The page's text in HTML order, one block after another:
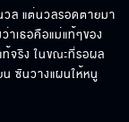
ล แต่นวลรอดตายมา
เธอคือแม่แท้ๆของ
จริง ในขณะที่รอผล
ซันวางแผนให้หนู